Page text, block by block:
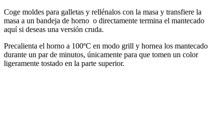
Coge moldes para galletas y rellénalos con la masa y transfiere la
masa a un bandeja de horno o directamente termina el mantecado
aquí si deseas una versión cruda.
Precalienta el horno a 100ºC en modo grill y hornea los mantecado
durante un par de minutos, únicamente para que tomen un color
ligeramente tostado en la parte superior.